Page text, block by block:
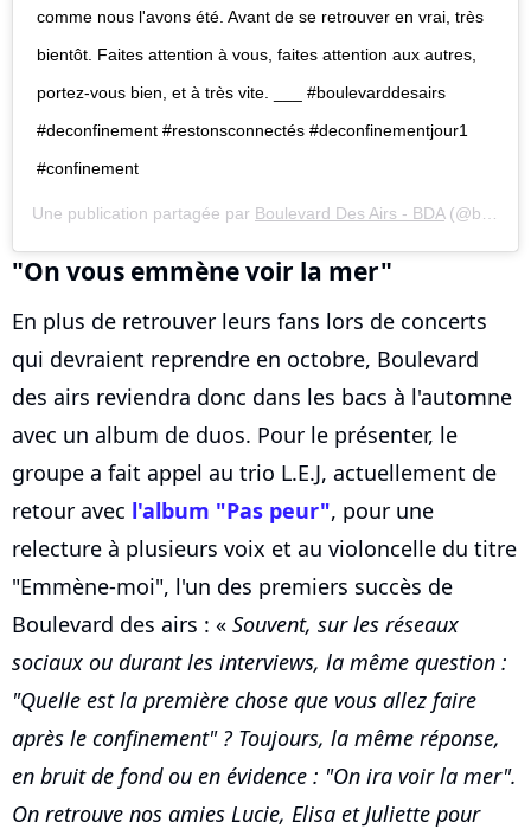
comme nous l'avons été. Avant de se retrouver en vrai, très
bientôt. Faites attention à vous, faites attention aux autres,
portez-vous bien, et à très vite. ___ #boulevarddesairs
#deconfinement #restonsconnectés #deconfinementjour1
#confinement
Une publication partagée par Boulevard Des Airs - BDA(@boulevarddesairs_bda) le
"On vous emmène voir la mer"
En plus de retrouver leurs fans lors de concerts
qui devraient reprendre en octobre, Boulevard
des airs reviendra donc dans les bacs à l'automne
avec un album de duos. Pour le présenter, le
groupe a fait appel au trio L.E.J, actuellement de
retour avec l'album "Pas peur", pour une
relecture à plusieurs voix et au violoncelle du titre
"Emmène-moi", l'un des premiers succès de
Boulevard des airs : « Souvent, sur les réseaux
sociaux ou durant les interviews, la même question :
"Quelle est la première chose que vous allez faire
après le confinement" ? Toujours, la même réponse,
en bruit de fond ou en évidence : "On ira voir la mer".
On retrouve nos amies Lucie, Elisa et Juliette pour